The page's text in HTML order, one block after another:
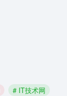
# IT技术网